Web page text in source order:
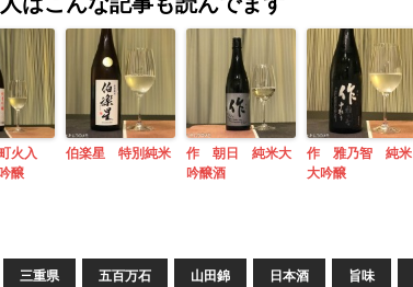
火入
醸
伯楽星 特別純米
作 朝日 純米大
吟醸酒
作 雅乃智 純米
大吟醸
三重県 五百万石 山田錦 日本酒 旨味